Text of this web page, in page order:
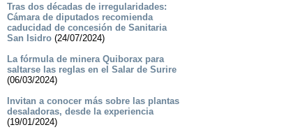
Tras dos décadas de irregularidades:
Cámara de diputados recomienda
caducidad de concesión de Sanitaria
San Isidro(24/07/2024)
La fórmula de minera Quiborax para
saltarse las reglas en el Salar de Surire
(06/03/2024)
Invitan a conocer más sobre las plantas
desaladoras, desde la experiencia
(19/01/2024)